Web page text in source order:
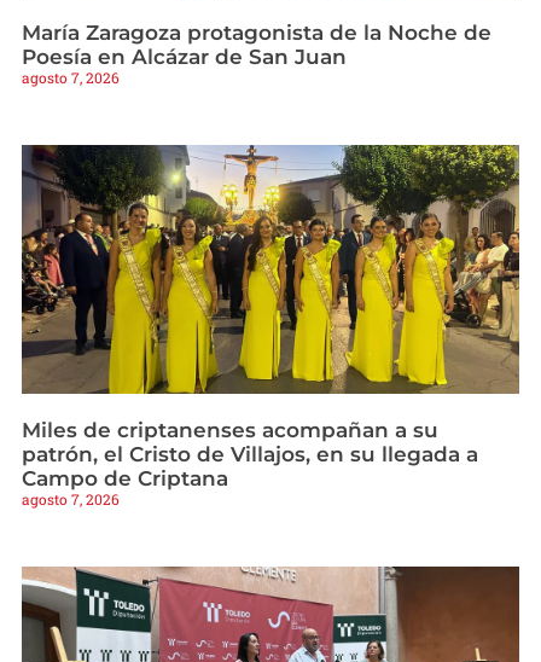
María Zaragoza protagonista de la Noche de
Poesía en Alcázar de San Juan
agosto 7, 2026
Miles de criptanenses acompañan a su
patrón, el Cristo de Villajos, en su llegada a
Campo de Criptana
agosto 7, 2026